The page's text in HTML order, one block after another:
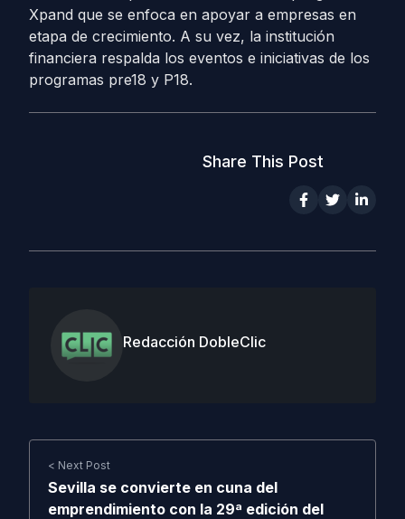
Xpand que se enfoca en apoyar a empresas en
etapa de crecimiento. A su vez, la institución
financiera respalda los eventos e iniciativas de los
programas pre18 y P18.
Share This Post
Redacción DobleClic
< Next Post
Sevilla se convierte en cuna del
emprendimiento con la 29ª edición del